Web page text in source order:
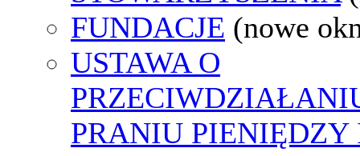
FUNDACJE (nowe
USTAWA O
PRANIU PIENIĘDZY